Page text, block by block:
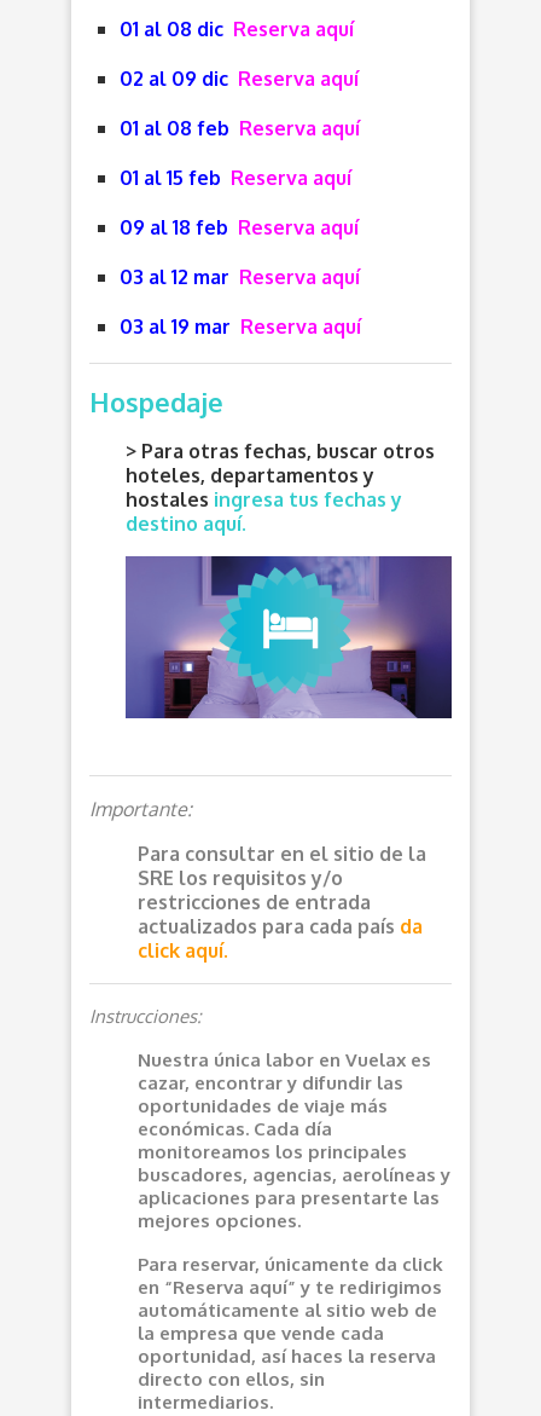
01 al 08 dic Reserva aquí
02 al 09 dic Reserva aquí
01 al 08 feb Reserva aquí
01 al 15 feb Reserva aquí
09 al 18 feb Reserva aquí
03 al 12 mar Reserva aquí
03 al 19 mar Reserva aquí
Hospedaje
> Para otras fechas, buscar otros
hoteles, departamentos y
hostales ingresa tus fechas y
destino aquí.
Importante:
Para consultar en el sitio de la
SRE los requisitos y/o
restricciones de entrada
actualizados para cada país da
click aquí.
Instrucciones:
Nuestra única labor en Vuelax es
cazar, encontrar y difundir las
oportunidades de viaje más
económicas. Cada día
monitoreamos los principales
buscadores, agencias, aerolíneas y
aplicaciones para presentarte las
mejores opciones.
Para reservar, únicamente da click
en “Reserva aquí” y te redirigimos
automáticamente al sitio web de
la empresa que vende cada
oportunidad, así haces la reserva
directo con ellos, sin
intermediarios.